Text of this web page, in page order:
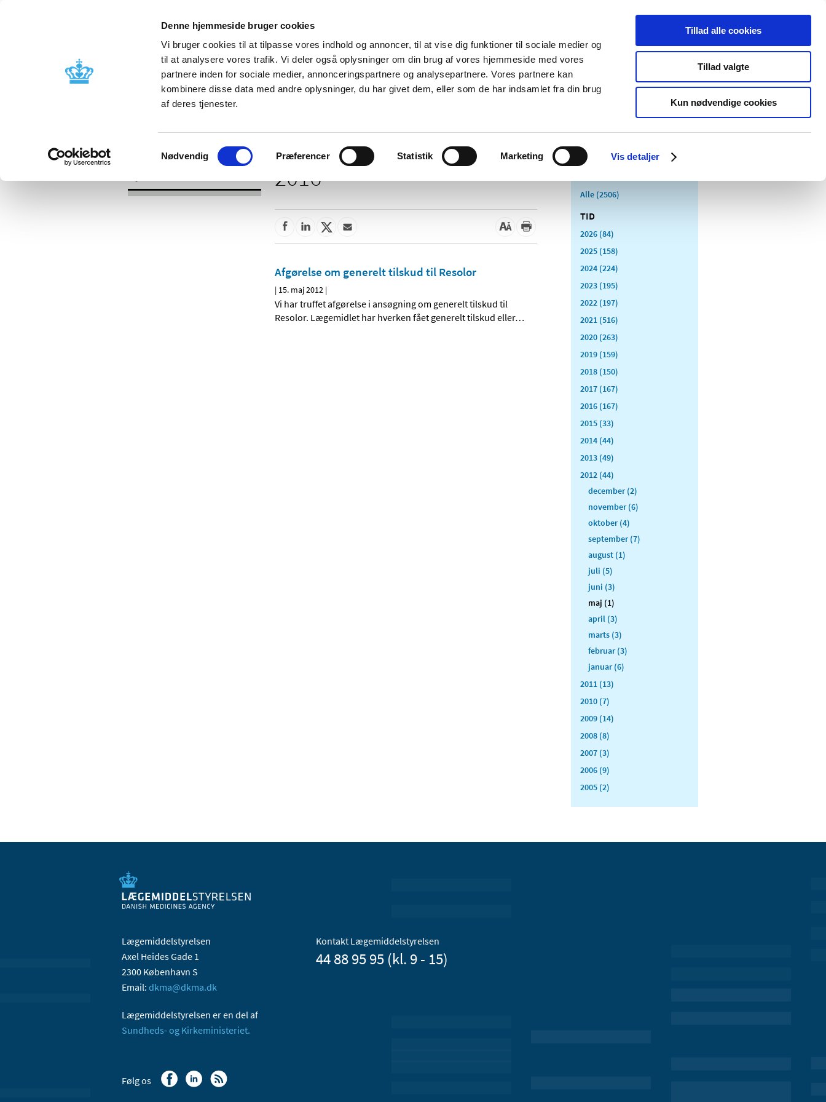
Denne hjemmeside bruger cookies
Vi bruger cookies til at tilpasse vores indhold og annoncer, til at vise dig funktioner til sociale medier og
til at analysere vores trafik. Vi deler også oplysninger om din brug af vores hjemmeside med vores
partnere inden for sociale medier, annonceringspartnere og analysepartnere. Vores partnere kan
kombinere disse data med andre oplysninger, du har givet dem, eller som de har indsamlet fra din brug
af deres tjenester.
Samtykkevalg
Nødvendig Præferencer Statistik Marketing Vis detaljer
Tillad alle cookies
Tillad valgte
Kun nødvendige cookies
Nyheder Om os Kontakt Udgivelser
Godkendelse og
Bivirkninger og
produktinformation
Tilskud og
Apoteker og salg af
Medicinsk
Særlige
produktområder
2016
Afgørelse om generelt tilskud til Resolor
| 15. maj 2012 |
Vi har truffet afgørelse i ansøgning om generelt tilskud til
Resolor. Lægemidlet har hverken fået generelt tilskud eller…
Alle (2506)
TID
2026 (84)
2025 (158)
2024 (224)
2023 (195)
2022 (197)
2021 (516)
2020 (263)
2019 (159)
2018 (150)
2017 (167)
2016 (167)
2015 (33)
2014 (44)
2013 (49)
2012 (44)
december (2)
november (6)
oktober (4)
september (7)
august (1)
juli (5)
juni (3)
maj (1)
april (3)
marts (3)
februar (3)
januar (6)
2011 (13)
2010 (7)
2009 (14)
2008 (8)
2007 (3)
2006 (9)
2005 (2)
Lægemiddelstyrelsen
Axel Heides Gade 1
2300 København S
Email: dkma@dkma.dk
Lægemiddelstyrelsen er en del af
Sundheds- og Kirkeministeriet.
Kontakt Lægemiddelstyrelsen
44 88 95 95 (kl. 9 - 15)
Følg os